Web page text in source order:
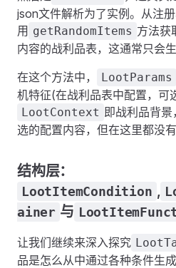
json文件解析为了实例。从注
用 getRandomItems 方法获
内容的战利品表，这通常只会
在这个方法中，
LootParams
机特征(在战利品表中配置，可
LootContext 即战利品背
选的配置内容，但在这里都没有
结构层：
LootItemCondition ,
ainer 与
让我们继续来深入探究
品是怎么从中通过各种条件生成